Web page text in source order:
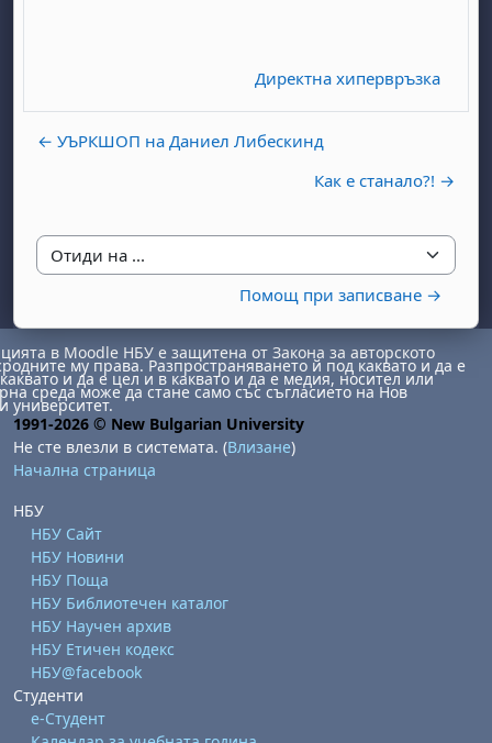
Директна хипервръзка
← УЪРКШОП на Даниел Либескинд
Как е станало?! →
Отиди на ...
Помощ при записване →
1 август
неделя, 2 август
6 август
август8 август
неделя, 9 август
август
август
15 август
неделя, 16 август
август
август
22 август
неделя, 23 август
август
август
29 август
неделя, 30 август
в Moodle НБУ е защитена от Закона за авторското
му права. Разпространяването й под каквато и да е
и да е цел и в каквато и да е медия, носител или
среда може да стане само със съгласието на Нов
университет.
1991-2026 © New Bulgarian University
Не сте влезли в системата. (Влизане)
Начална страница
НБУ
НБУ Сайт
НБУ Новини
НБУ Поща
НБУ Библиотечен каталог
НБУ Научен архив
НБУ Етичен кодекс
НБУ@facebook
Студенти
е-Студент